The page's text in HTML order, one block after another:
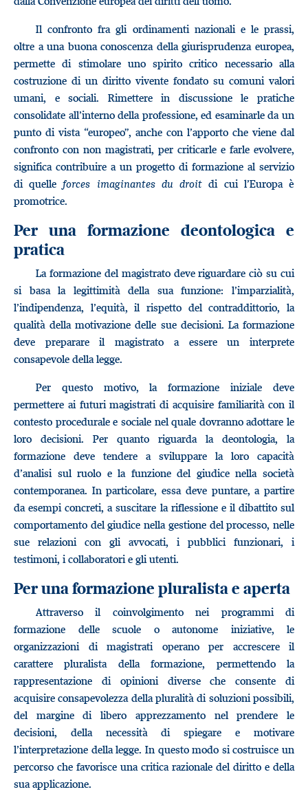
Il confronto fra gli ordinamenti nazionali e le prassi,
oltre a una buona conoscenza della giurisprudenza europea,
permette di stimolare uno spirito critico necessario alla
costruzione di un diritto vivente fondato su comuni valori
umani, e sociali. Rimettere in discussione le pratiche
consolidate all’interno della professione, ed esaminarle da un
punto di vista “europeo”, anche con l’apporto che viene dal
confronto con non magistrati, per criticarle e farle evolvere,
significa contribuire a un progetto di formazione al servizio
di quelleforces imaginantes du droit di cui l’Europa è
promotrice.
Per una formazione deontologica e
pratica
La formazione del magistrato deve riguardare ciò su cui
si basa la legittimità della sua funzione: l’imparzialità,
l’indipendenza, l’equità, il rispetto del contraddittorio, la
qualità della motivazione delle sue decisioni. La formazione
deve preparare il magistrato a essere un interprete
consapevole della legge.
Per questo motivo, la formazione iniziale deve
permettere ai futuri magistrati di acquisire familiarità con il
contesto procedurale e sociale nel quale dovranno adottare le
loro decisioni. Per quanto riguarda la deontologia, la
formazione deve tendere a sviluppare la loro capacità
d’analisi sul ruolo e la funzione del giudice nella società
contemporanea. In particolare, essa deve puntare, a partire
da esempi concreti, a suscitare la riflessione e il dibattito sul
comportamento del giudice nella gestione del processo, nelle
sue relazioni con gli avvocati, i pubblici funzionari, i
testimoni, i collaboratori e gli utenti.
Per una formazione pluralista e aperta
Attraverso il coinvolgimento nei programmi di
formazione delle scuole o autonome iniziative, le
organizzazioni di magistrati operano per accrescere il
carattere pluralista della formazione, permettendo la
rappresentazione di opinioni diverse che consente di
acquisire consapevolezza della pluralità di soluzioni possibili,
del margine di libero apprezzamento nel prendere le
decisioni, della necessità di spiegare e motivare
l’interpretazione della legge. In questo modo si costruisce un
percorso che favorisce una critica razionale del diritto e della
sua applicazione.